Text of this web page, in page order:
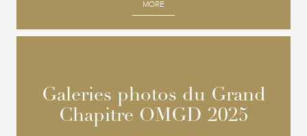
MORE
Galeries photos du Grand
Chapitre OMGD 2025
Galeries photos du Grand
Chapitre OMGD 2025